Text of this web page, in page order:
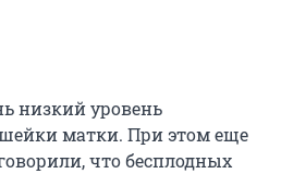
низкий уровень
матки. При этом еще
что бесплодных